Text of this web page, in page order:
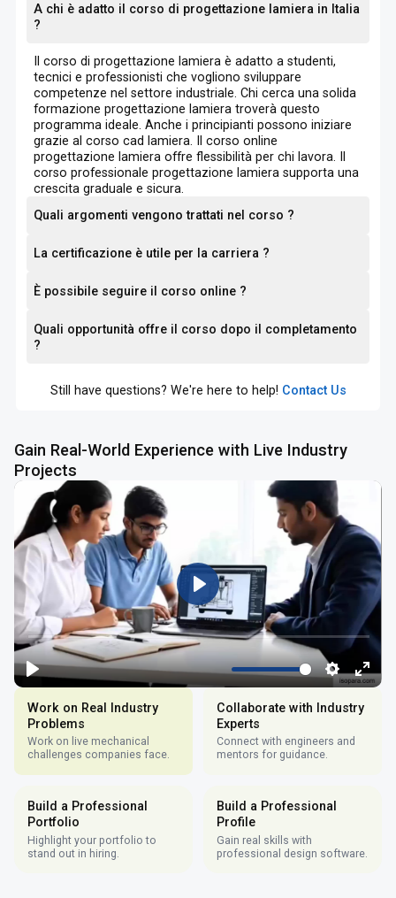
A chi è adatto il corso di progettazione lamiera in Italia
?
Il corso di progettazione lamiera è adatto a studenti,
tecnici e professionisti che vogliono sviluppare
competenze nel settore industriale. Chi cerca una solida
formazione progettazione lamiera troverà questo
programma ideale. Anche i principianti possono iniziare
grazie al corso cad lamiera. Il corso online
progettazione lamiera offre flessibilità per chi lavora. Il
corso professionale progettazione lamiera supporta una
crescita graduale e sicura.
Quali argomenti vengono trattati nel corso ?
La certificazione è utile per la carriera ?
È possibile seguire il corso online ?
Quali opportunità offre il corso dopo il completamento
?
Still have questions? We're here to help! Contact Us
Gain Real-World Experience with Live Industry
Projects
Work on Real Industry
Problems
Work on live mechanical
challenges companies face.
Collaborate with Industry
Experts
Connect with engineers and
mentors for guidance.
Build a Professional
Portfolio
Highlight your portfolio to
stand out in hiring.
Build a Professional
Profile
Gain real skills with
professional design software.